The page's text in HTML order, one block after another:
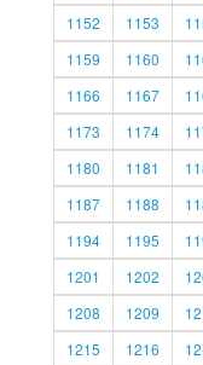
1152
1153
1159
1160
1166
1167
1173
1174
1180
1181
1187
1188
1194
1195
1201
1202
1208
1209
1215
1216